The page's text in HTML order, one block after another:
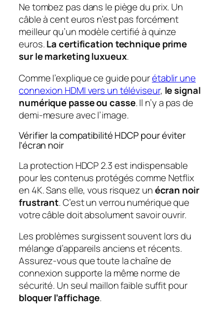
Ne tombez pas dans le piège du prix. Un
câble à cent euros n’est pas forcément
meilleur qu’un modèle certifié à quinze
euros.La certification technique prime
sur le marketing luxueux.
Comme l’explique ce guide pourétablir une
connexion HDMI vers un téléviseur, le signal
numérique passe ou casse. Il n’y a pas de
demi-mesure avec l’image.
Vérifier la compatibilité HDCP pour éviter
l’écran noir
La protection HDCP 2.3 est indispensable
pour les contenus protégés comme Netflix
en 4K. Sans elle, vous risquez unécran noir
frustrant. C’est un verrou numérique que
votre câble doit absolument savoir ouvrir.
Les problèmes surgissent souvent lors du
mélange d’appareils anciens et récents.
Assurez-vous que toute la chaîne de
connexion supporte la même norme de
sécurité. Un seul maillon faible suffit pour
bloquer l’affichage.